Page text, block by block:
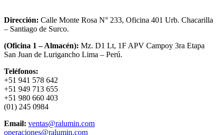
Dirección: Calle Monte Rosa N° 233, Oficina 401 Urb. Chacarilla
– Santiago de Surco.
(Oficina 1 – Almacén): Mz. D1 Lt, 1F APV Campoy 3ra Etapa
San Juan de Lurigancho Lima – Perú.
Teléfonos:
+51 941 578 642
+51 949 713 655
+51 980 660 403
(01) 245 0984
Email: ventas@ralumin.com
operaciones@ralumin.com